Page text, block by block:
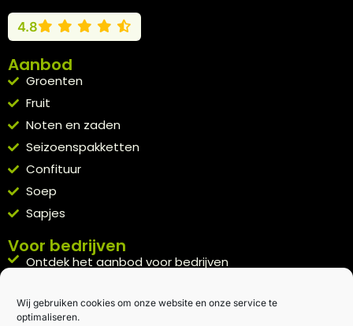
Wij gebruiken cookies om onze website en onze service te
optimaliseren.
4.8
Aanbod
Groenten
Fruit
Noten en zaden
Seizoenspakketten
Confituur
Soep
Sapjes
Voor bedrijven
Ontdek het aanbod voor bedrijven
Kennismakingspakket aanvragen